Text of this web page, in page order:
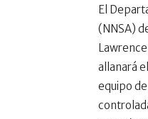
El
(NNSA)
allanará
equipo